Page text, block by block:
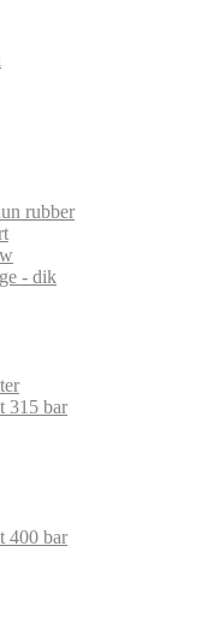
rubber
- dik
315 bar
400 bar